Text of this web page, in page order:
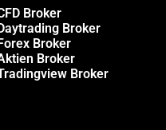
Broker
Broker
Broker
Broker
Broker